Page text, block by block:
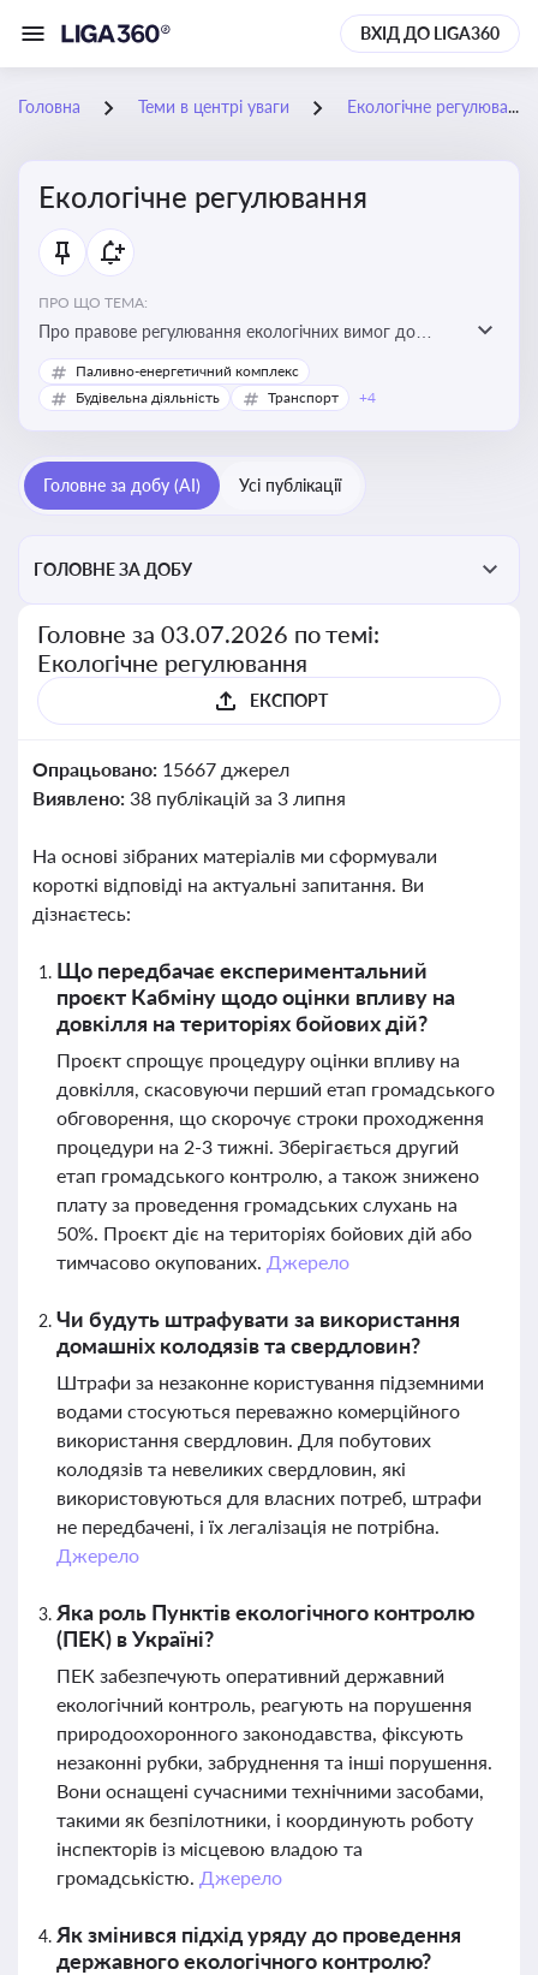
ВХІД ДО LIGA360
Головна Теми в центрі уваги Екологічне регулювання
Екологічне регулювання
ПРО ЩО ТЕМА:
Про правове регулювання екологічних вимог до
виробництв, включно з дозволами, перевірками,
стандартами викидів і гармонізацією з
Паливно-енергетичний комплекс
Будівельна діяльність
Транспорт +4
Головне за добу (AI) Усі публікації
ГОЛОВНЕ ЗА ДОБУ
Головне за 03.07.2026 по темі:
Екологічне регулювання
ЕКСПОРТ
Опрацьовано: 15667 джерел
Виявлено: 38 публікацій за 3 липня
На основі зібраних матеріалів ми сформували
короткі відповіді на актуальні запитання. Ви
дізнаєтесь:
Що передбачає експериментальний
проєкт Кабміну щодо оцінки впливу на
довкілля на територіях бойових дій?
Проєкт спрощує процедуру оцінки впливу на
довкілля, скасовуючи перший етап громадського
обговорення, що скорочує строки проходження
процедури на 2-3 тижні. Зберігається другий
етап громадського контролю, а також знижено
плату за проведення громадських слухань на
50%. Проєкт діє на територіях бойових дій або
тимчасово окупованих. Джерело
Чи будуть штрафувати за використання
домашніх колодязів та свердловин?
Штрафи за незаконне користування підземними
водами стосуються переважно комерційного
використання свердловин. Для побутових
колодязів та невеликих свердловин, які
використовуються для власних потреб, штрафи
не передбачені, і їх легалізація не потрібна.
Джерело
Яка роль Пунктів екологічного контролю
(ПЕК) в Україні?
ПЕК забезпечують оперативний державний
екологічний контроль, реагують на порушення
природоохоронного законодавства, фіксують
незаконні рубки, забруднення та інші порушення.
Вони оснащені сучасними технічними засобами,
такими як безпілотники, і координують роботу
інспекторів із місцевою владою та
громадськістю. Джерело
Як змінився підхід уряду до проведення
державного екологічного контролю?